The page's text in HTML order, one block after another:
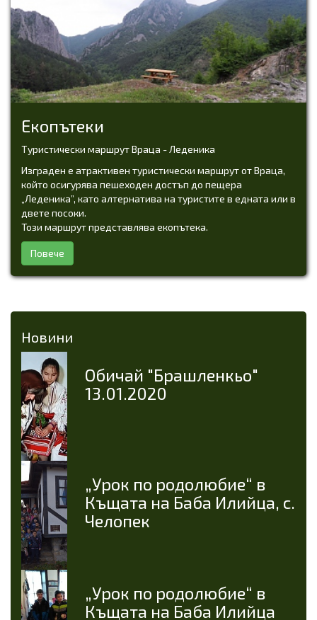
Екопътеки
Tуристически маршрут Враца - Леденика
Изграден е атрактивен туристически маршрут от Враца,
който осигурява пешеходен достъп до пещера
„Леденика”, като алтернатива на туристите в едната или в
двете посоки.
Този маршрут представлява екопътека.
Повече
Новини
Oбичай "Брашленкьо"
13.01.2020
„Урок по родолюбие“ в
Къщата на Баба Илийца, с.
Челопек
„Урок по родолюбие“ в
Къщата на Баба Илийца